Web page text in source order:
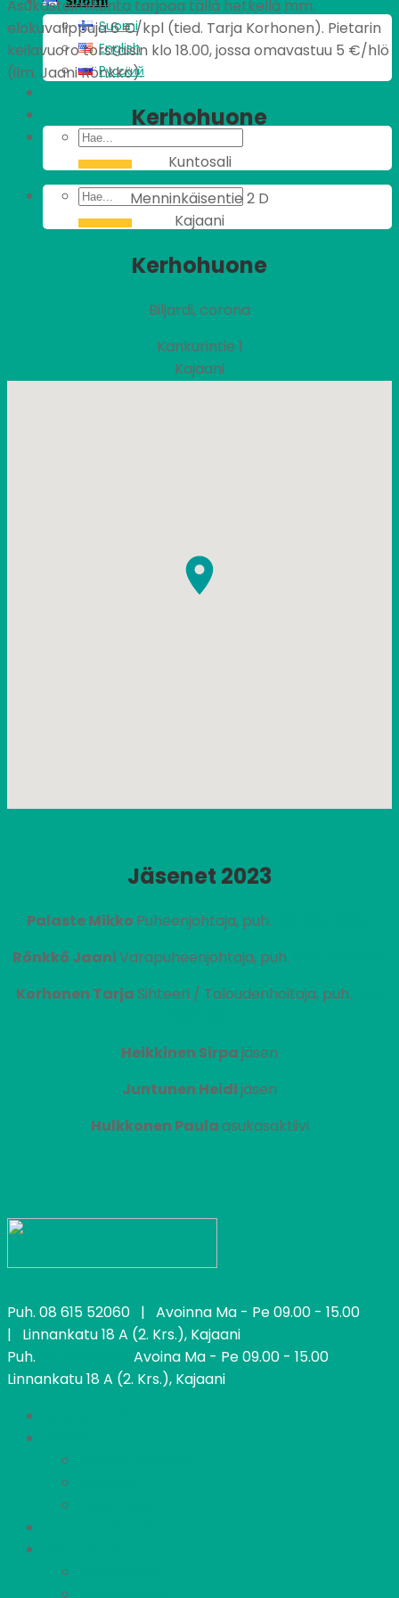
Suomi
English
Pусский
Asukastoimikunta tarjoaa tällä hetkellä mm.
elokuvalippuja 6 €/kpl (tied. Tarja Korhonen). Pietarin
keilavuoro torstaisin klo 18.00, jossa omavastuu 5 €/hlö
(ilm. Jaani Rönkkö).
Kerhohuone
Kuntosali
Menninkäisentie 2 D
Kajaani
Kerhohuone
Biljardi, corona
Kankurintie 1
Kajaani
Jäsenet 2023
Palaste Mikko Puheenjohtaja, puh.
Rönkkö JaaniVarapuheenjohtaja, puh.
Korhonen TarjaSihteeri / Taloudenhoitaja, puh.
Heikkinen Sirpajäsen
Juntunen Heidijäsen
Hulkkonen Paulaasukasaktiivi
Puh. 08 615 52060 | Avoinna Ma - Pe 09.00 - 15.00
| Linnankatu 18 A (2. Krs.), Kajaani
Puh.
Avoina Ma - Pe 09.00 - 15.00
Linnankatu 18 A (2. Krs.), Kajaani